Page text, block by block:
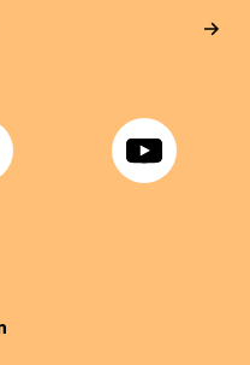
YouTube